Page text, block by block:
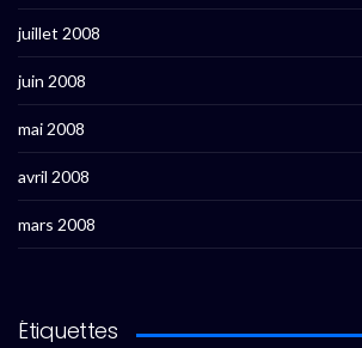
juillet 2008
juin 2008
mai 2008
avril 2008
mars 2008
Étiquettes